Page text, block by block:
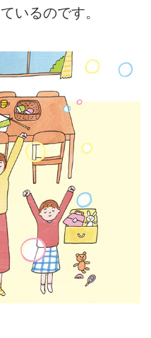
いるのです。